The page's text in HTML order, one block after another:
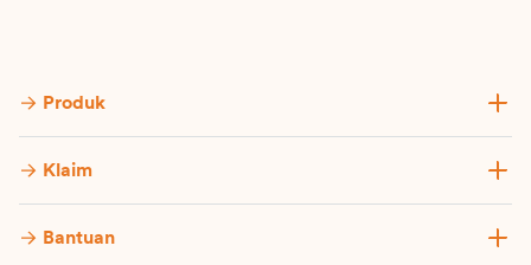
Produk
Klaim
Bantuan